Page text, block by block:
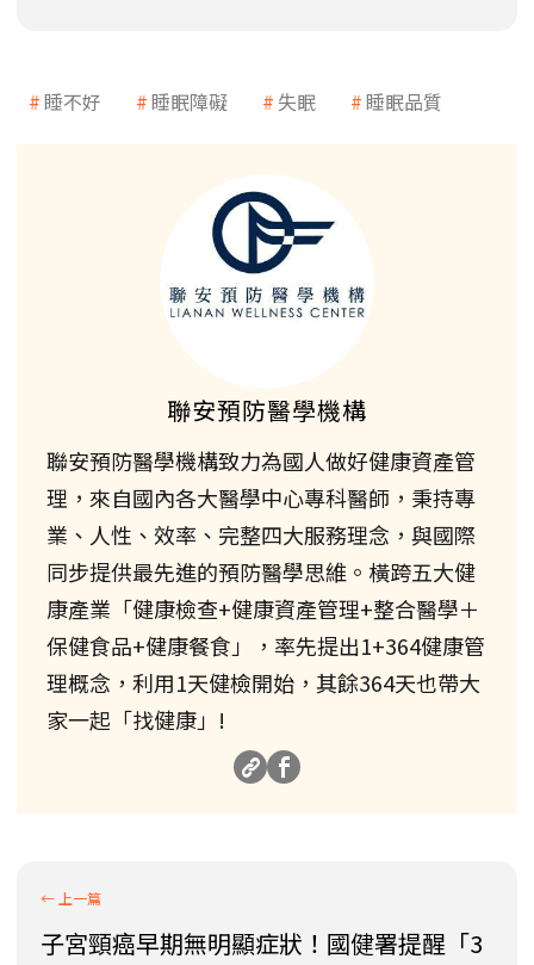
睡不好 睡眠障礙 失眠 睡眠品質
聯安預防醫學機構
聯安預防醫學機構致力為國人做好健康資產管
理，來自國內各大醫學中心專科醫師，秉持專
業、人性、效率、完整四大服務理念，與國際
同步提供最先進的預防醫學思維。橫跨五大健
康產業「健康檢查+健康資產管理+整合醫學＋
保健食品+健康餐食」，率先提出1+364健康管
理概念，利用1天健檢開始，其餘364天也帶大
家一起「找健康」!
子宮頸癌早期無明顯症狀！國健署提醒「3